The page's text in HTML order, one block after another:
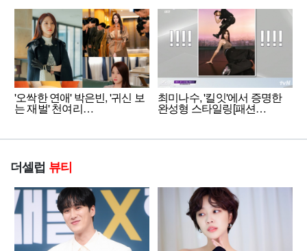
'오싹한 연애' 박은빈, '귀신 보
는 재벌' 천여리…
최미나수, '킬잇'에서 증명한
완성형 스타일링[패션…
더셀럽 뷰티